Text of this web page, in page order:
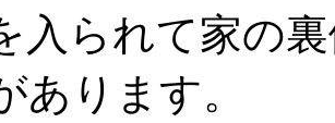
られて家の
あります。